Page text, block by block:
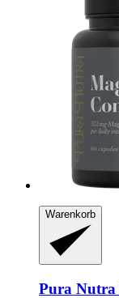
Warenkorb
Pura Nutra